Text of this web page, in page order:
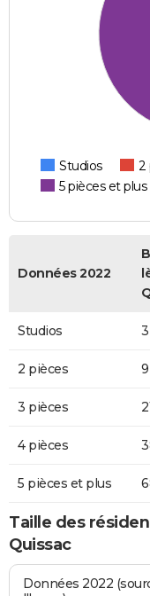
Studios 2
5 pièces et plus
Données 2022
Studios 3
2 pièces 9
3 pièces
4 pièces
5 pièces et plus
Taille des
Quissac
Données 2022